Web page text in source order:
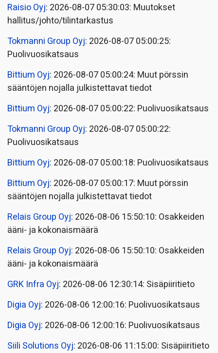
Raisio Oyj: 2026-08-07 05:30:03: Muutokset
hallitus/johto/tilintarkastus
Tokmanni Group Oyj: 2026-08-07 05:00:25:
Puolivuosikatsaus
Bittium Oyj: 2026-08-07 05:00:24: Muut pörssin
sääntöjen nojalla julkistettavat tiedot
Bittium Oyj: 2026-08-07 05:00:22: Puolivuosikatsaus
Tokmanni Group Oyj: 2026-08-07 05:00:22:
Puolivuosikatsaus
Bittium Oyj: 2026-08-07 05:00:18: Puolivuosikatsaus
Bittium Oyj: 2026-08-07 05:00:17: Muut pörssin
sääntöjen nojalla julkistettavat tiedot
Relais Group Oyj: 2026-08-06 15:50:10: Osakkeiden
ääni- ja kokonaismäärä
Relais Group Oyj: 2026-08-06 15:50:10: Osakkeiden
ääni- ja kokonaismäärä
GRK Infra Oyj: 2026-08-06 12:30:14: Sisäpiiritieto
Digia Oyj: 2026-08-06 12:00:16: Puolivuosikatsaus
Digia Oyj: 2026-08-06 12:00:16: Puolivuosikatsaus
Siili Solutions Oyj: 2026-08-06 11:15:00: Sisäpiiritieto